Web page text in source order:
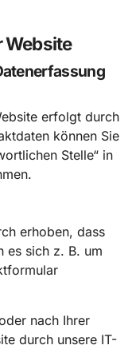
Website
erfolgt durch
können Sie
Stelle“ in
erhoben, dass
es sich z. B. um
nach Ihrer
durch unsere IT-